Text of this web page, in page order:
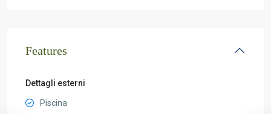
Features
Dettagli esterni
Piscina